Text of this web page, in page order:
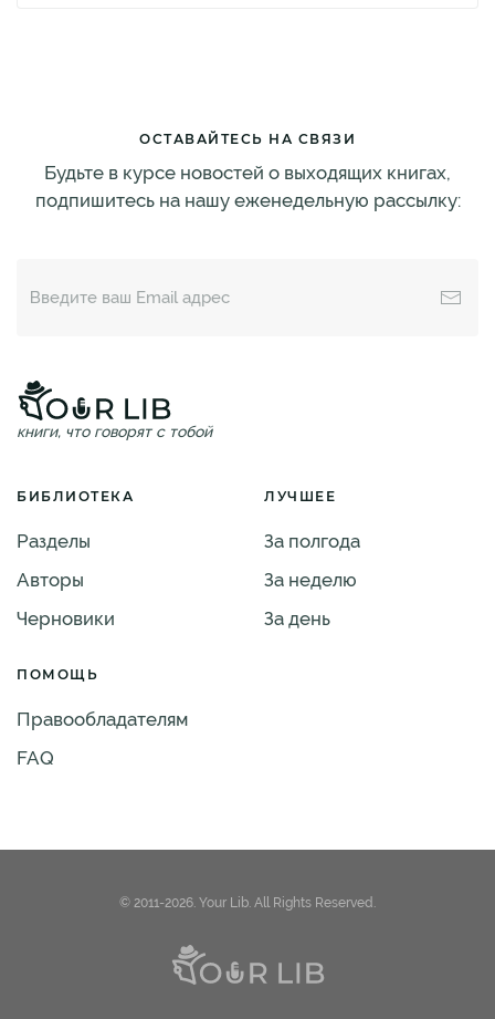
ОСТАВАЙТЕСЬ НА СВЯЗИ
Будьте в курсе новостей о выходящих книгах,
подпишитесь на нашу еженедельную рассылку:
книги, что говорят с тобой
БИБЛИОТЕКА
Разделы
Авторы
Черновики
ЛУЧШЕЕ
За полгода
За неделю
За день
ПОМОЩЬ
Правообладателям
FAQ
© 2011-2026. Your Lib. All Rights Reserved.